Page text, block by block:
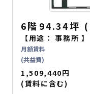
6階 94.34坪 (
【用途：事務所 】
月額賃料
(共益費)
1,509,440円
(賃料に含む)